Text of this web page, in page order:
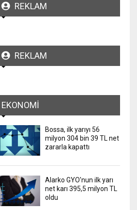
REKLAM
REKLAM
EKONOMI
Bossa, ilk yarıyı 56
milyon 304 bin 39 TL net
zararla kapattı
Alarko GYO'nun ilk yarı
net karı 395,5 milyon TL
oldu